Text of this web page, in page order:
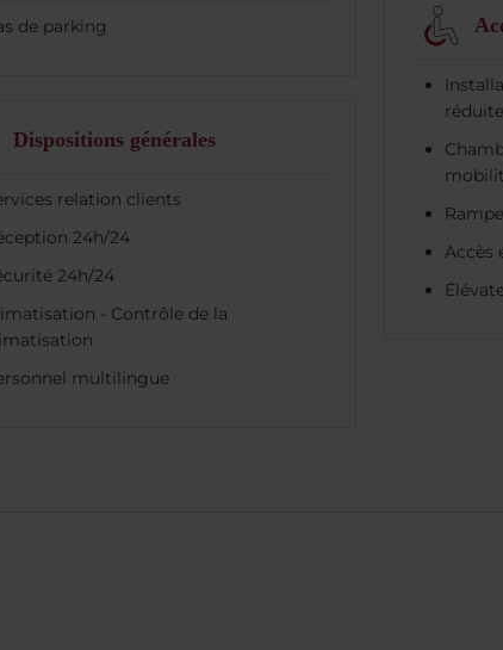
de parking
réduite
Accès
Dispositions générales
relation clients
24h/24
24h/24
- Contrôle de la
multilingue